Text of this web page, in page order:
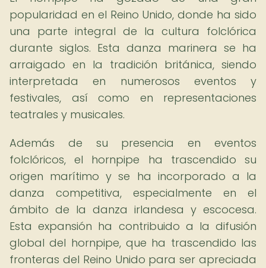
popularidad en el Reino Unido, donde ha sido
una parte integral de la cultura folclórica
durante siglos. Esta danza marinera se ha
arraigado en la tradición británica, siendo
interpretada en numerosos eventos y
festivales, así como en representaciones
teatrales y musicales.
Además de su presencia en eventos
folclóricos, el hornpipe ha trascendido su
origen marítimo y se ha incorporado a la
danza competitiva, especialmente en el
ámbito de la danza irlandesa y escocesa.
Esta expansión ha contribuido a la difusión
global del hornpipe, que ha trascendido las
fronteras del Reino Unido para ser apreciada